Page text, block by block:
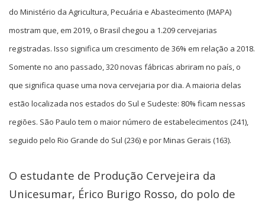
do Ministério da Agricultura, Pecuária e Abastecimento (MAPA)
mostram que, em 2019, o Brasil chegou a 1.209 cervejarias
registradas. Isso significa um crescimento de 36% em relação a 2018.
Somente no ano passado, 320 novas fábricas abriram no país, o
que significa quase uma nova cervejaria por dia. A maioria delas
estão localizada nos estados do Sul e Sudeste: 80% ficam nessas
regiões. São Paulo tem o maior número de estabelecimentos (241),
seguido pelo Rio Grande do Sul (236) e por Minas Gerais (163).
O estudante de Produção Cervejeira da
Unicesumar, Érico Burigo Rosso, do polo de